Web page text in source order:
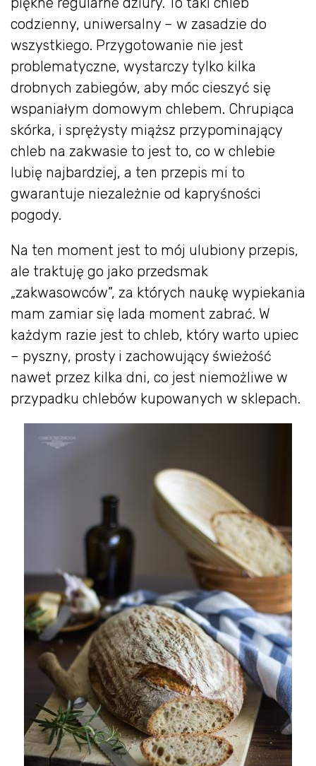
codzienny, uniwersalny – w zasadzie do
wszystkiego. Przygotowanie nie jest
problematyczne, wystarczy tylko kilka
drobnych zabiegów, aby móc cieszyć się
wspaniałym domowym chlebem. Chrupiąca
skórka, i sprężysty miąższ przypominający
chleb na zakwasie to jest to, co w chlebie
lubię najbardziej, a ten przepis mi to
gwarantuje niezależnie od kapryśności
pogody.
Na ten moment jest to mój ulubiony przepis,
ale traktuję go jako przedsmak
„zakwasowców”, za których naukę wypiekania
mam zamiar się lada moment zabrać. W
każdym razie jest to chleb, który warto upiec
– pyszny, prosty i zachowujący świeżość
nawet przez kilka dni, co jest niemożliwe w
przypadku chlebów kupowanych w sklepach.